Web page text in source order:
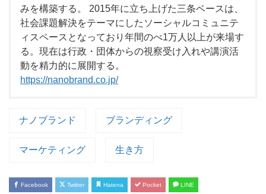
みを構築する。 2015年に立ち上げた三条ベースは、
社会課題解決をテーマにしたソーシャルコミュニテ
ィスペースとなっており年間のべ1万人以上が来場す
る。現在は行政・団体からの視察受け入れや講演活
動を精力的に展開する。
https://nanobrand.co.jp/
ナノブランド ブランディング
マーケティング 生き方
Facebook Twitter Hatena Pocket LINE